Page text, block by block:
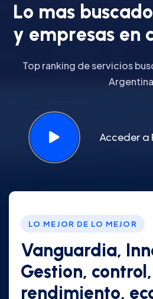
Lo mas buscado
y empresas en
Top ranking de servicios
Acceder a
LO MEJOR DE LO MEJOR
Vanguardia,
Gestion, control,
rendimiento,